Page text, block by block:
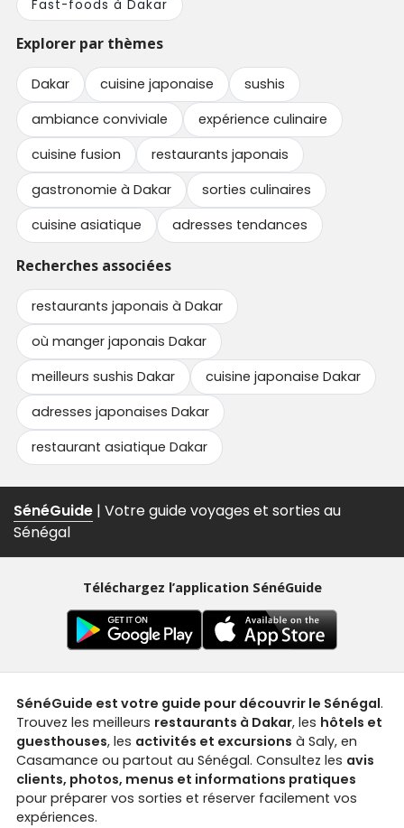
Fast-foods à Dakar
Explorer par thèmes
Dakar cuisine japonaise
sushis
ambiance conviviale
expérience culinaire
cuisine fusion
restaurants japonais
gastronomie à Dakar
sorties culinaires
cuisine asiatique
adresses tendances
Recherches associées
restaurants japonais à Dakar
où manger japonais Dakar
meilleurs sushis Dakar
cuisine japonaise Dakar
adresses japonaises Dakar
restaurant asiatique Dakar
SénéGuide | Votre guide voyages et sorties au
Sénégal
Téléchargez l’application SénéGuide
SénéGuide est votre guide pour découvrir le Sénégal.
Trouvez les meilleurs restaurants à Dakar, les hôtels et
guesthouses, les activités et excursions à Saly, en
Casamance ou partout au Sénégal. Consultez les avis
clients, photos, menus et informations pratiques
pour préparer vos sorties et réserver facilement vos
expériences.